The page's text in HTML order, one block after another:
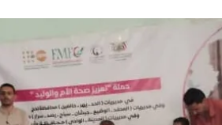
تساهم في ترسيخ دعائم الأمن
والاستقرار في مدينة إنماء